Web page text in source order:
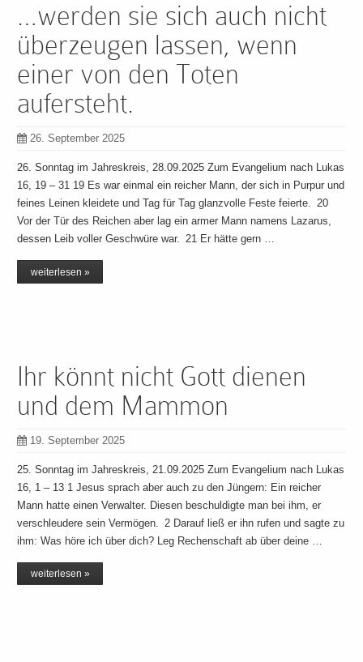
…werden sie sich auch nicht
überzeugen lassen, wenn
einer von den Toten
aufersteht.
26. September 2025
26. Sonntag im Jahreskreis, 28.09.2025 Zum Evangelium nach Lukas
16, 19 – 31 19 Es war einmal ein reicher Mann, der sich in Purpur und
feines Leinen kleidete und Tag für Tag glanzvolle Feste feierte. 20
Vor der Tür des Reichen aber lag ein armer Mann namens Lazarus,
dessen Leib voller Geschwüre war. 21 Er hätte gern …
weiterlesen »
Ihr könnt nicht Gott dienen
und dem Mammon
19. September 2025
25. Sonntag im Jahreskreis, 21.09.2025 Zum Evangelium nach Lukas
16, 1 – 13 1 Jesus sprach aber auch zu den Jüngern: Ein reicher
Mann hatte einen Verwalter. Diesen beschuldigte man bei ihm, er
verschleudere sein Vermögen. 2 Darauf ließ er ihn rufen und sagte zu
ihm: Was höre ich über dich? Leg Rechenschaft ab über deine …
weiterlesen »